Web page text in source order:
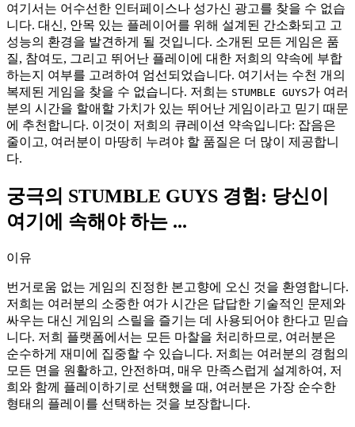
여기서는 어수선한 인터페이스나 성가신 광고를 찾을 수 없습
니다. 대신, 안목 있는 플레이어를 위해 설계된 간소화되고 고
성능의 환경을 발견하게 될 것입니다. 소개된 모든 게임은 품
질, 참여도, 그리고 뛰어난 플레이에 대한 저희의 약속에 부합
하는지 여부를 고려하여 엄선되었습니다. 여기서는 수천 개의
복제된 게임을 찾을 수 없습니다. 저희는 STUMBLE GUYS가 여러
분의 시간을 할애할 가치가 있는 뛰어난 게임이라고 믿기 때문
에 추천합니다. 이것이 저희의 큐레이션 약속입니다: 잡음은
줄이고, 여러분이 마땅히 누려야 할 품질은 더 많이 제공합니
다.
궁극의 STUMBLE GUYS 경험: 당신이
여기에 속해야 하는 ...
이유
번거로움 없는 게임의 진정한 본고향에 오신 것을 환영합니다.
저희는 여러분의 소중한 여가 시간은 답답한 기술적인 문제와
싸우는 대신 게임의 스릴을 즐기는 데 사용되어야 한다고 믿습
니다. 저희 플랫폼에서는 모든 마찰을 처리하므로, 여러분은
순수하게 재미에 집중할 수 있습니다. 저희는 여러분의 경험의
모든 면을 원활하고, 안전하며, 매우 만족스럽게 설계하여, 저
희와 함께 플레이하기로 선택했을 때, 여러분은 가장 순수한
형태의 플레이를 선택하는 것을 보장합니다.